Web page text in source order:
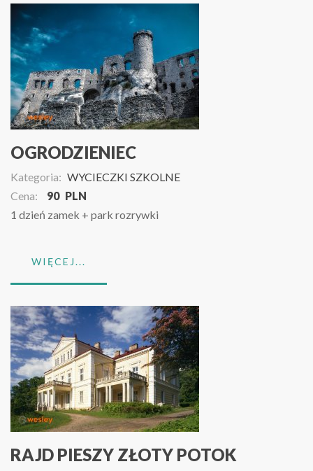
OGRODZIENIEC
Kategoria: WYCIECZKI SZKOLNE
Cena:
90 PLN
1 dzień zamek + park rozrywki
WIĘCEJ...
RAJD PIESZY ZŁOTY POTOK